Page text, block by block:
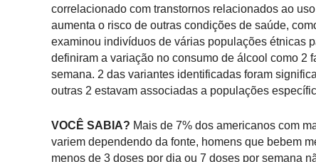
correlacionado com transtornos relacionados ao
aumenta o risco de outras condições de saúde,
examinou indivíduos de várias populações étnicas
definiram a variação no consumo de álcool como 2
semana. 2 das variantes identificadas foram
outras 2 estavam associadas a populações
VOCÊ SABIA? Mais de 7% dos americanos com
variem dependendo da fonte, homens que bebem
menos de 3 doses por dia ou 7 doses por semana